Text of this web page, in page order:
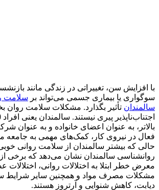
با افزایش سن، تغییراتی در زندگی مانند
سوگواری یا بیماری جسمی می‌تواند بر سلامت
سالمندان تأثیر بگذارد. مشکلات سلامت روان
بالاتر، به عنوان اعضای خانواده و به عنوان
فعال در نیروی کار، کمک‌های مهمی به جامعه
حالی که بیشتر سالمندان از سلامت روانی خوبی
روانشناسی سالمندان نشان می‌دهد که برخی از
معرض خطر ابتلا به اختلالات روانی، اختلالات
مشکلات مصرف مواد و همچنین سایر شرایط
دیابت، کاهش شنوایی و آرتروز هستند.